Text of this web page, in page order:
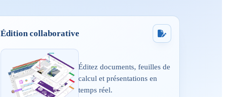
Édition collaborative
Éditez documents, feuilles de
calcul et présentations en
temps réel.